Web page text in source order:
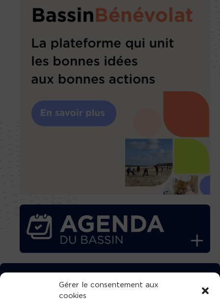
Gérer le consentement aux
cookies
TÉLÉCHARGEZ GRATUITEMENT
L’APPLICATION TVBA !